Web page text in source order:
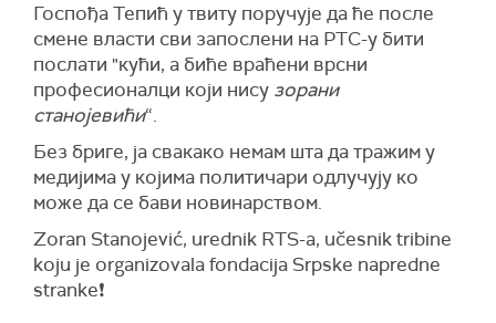
Госпођа Тепић у твиту поручује да ће после
смене власти сви запослени на РТС-у бити
послати "кући, а биће враћени врсни
професионалци који нису зорани
станојевићи“.
Без бриге, ја свакако немам шта да тражим у
медијима у којима политичари одлучују ко
може да се бави новинарством.
Zoran Stanojević, urednik RTS-a, učesnik tribine
koju je organizovala fondacija Srpske napredne
stranke❗️